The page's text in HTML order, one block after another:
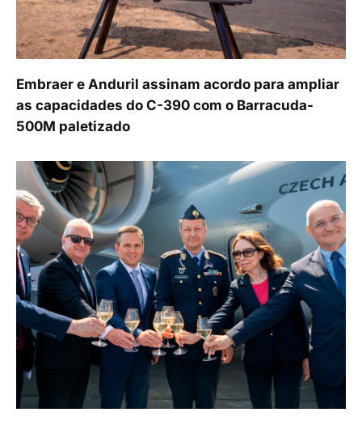
Embraer e Anduril assinam acordo para ampliar
as capacidades do C-390 com o Barracuda-
500M paletizado